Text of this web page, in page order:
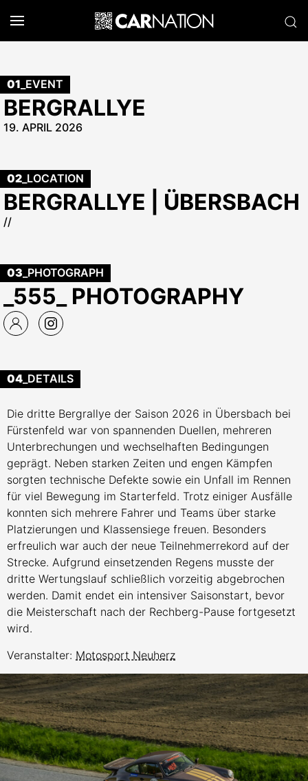
01 _EVENT
BERGRALLYE
19. APRIL 2026
02 _LOCATION
BERGRALLYE | ÜBERSBACH
//
03 _PHOTOGRAPH
_555_ PHOTOGRAPHY
04 _DETAILS
Die dritte Bergrallye der Saison 2026 in Übersbach bei
Fürstenfeld war von spannenden Duellen, mehreren
Unterbrechungen und wechselhaften Bedingungen
geprägt. Neben starken Zeiten und engen Kämpfen
sorgten technische Defekte sowie ein Unfall im Rennen
für viel Bewegung im Starterfeld. Trotz einiger Ausfälle
konnten sich mehrere Fahrer und Teams über starke
Platzierungen und Klassensiege freuen. Besonders
erfreulich war auch der neue Teilnehmerrekord auf der
Strecke. Aufgrund einsetzenden Regens musste der
dritte Wertungslauf schließlich vorzeitig abgebrochen
werden. Damit endet ein intensiver Saisonstart, bevor
die Meisterschaft nach der Rechberg-Pause fortgesetzt
wird.
Veranstalter: Motosport Neuherz